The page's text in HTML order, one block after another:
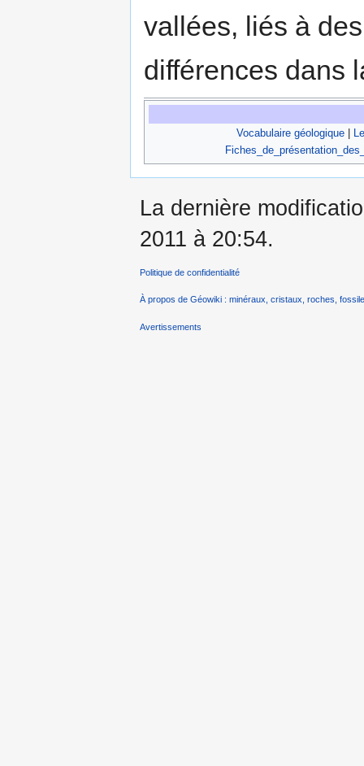
vallées, liés à
différences dans
Vocabulaire géologique
La dernière
2011 à 20:54.
Politique de confidentialité
À propos de Géowiki : minéraux, cristaux, roches,
Avertissements